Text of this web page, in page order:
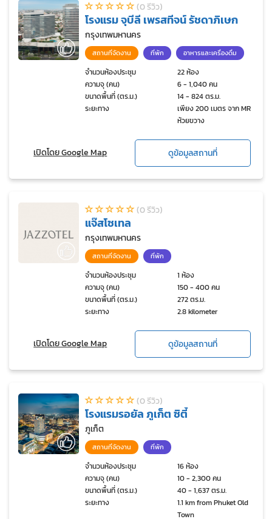
(0 รีวิว)
โรงแรม จุบีลี เพรสทีจน์ รัชดาภิเษก
กรุงเทพมหานคร
สถานที่จัดงาน ที่พัก อาหารและเครื่องดื่ม
จำนวนห้องประชุม
22 ห้อง
ความจุ (คน)
6 - 1,040 คน
ขนาดพื้นที่ (ตร.ม.)
14 - 824 ตร.ม.
ระยะทาง
เพียง 200 เมตร จาก MRT
ห้วยขวาง
เปิดโดย Google Map ดูข้อมูลสถานที่
(0 รีวิว)
แจ๊สโซเทล
กรุงเทพมหานคร
สถานที่จัดงาน ที่พัก
จำนวนห้องประชุม
1 ห้อง
ความจุ (คน)
150 - 400 คน
ขนาดพื้นที่ (ตร.ม.)
272 ตร.ม.
ระยะทาง
2.8 kilometer
เปิดโดย Google Map ดูข้อมูลสถานที่
(0 รีวิว)
โรงแรมรอยัล ภูเก็ต ซิตี้
ภูเก็ต
สถานที่จัดงาน ที่พัก
จำนวนห้องประชุม
16 ห้อง
ความจุ (คน)
10 - 2,300 คน
ขนาดพื้นที่ (ตร.ม.)
40 - 1,637 ตร.ม.
ระยะทาง
1.1 km from Phuket Old
Town